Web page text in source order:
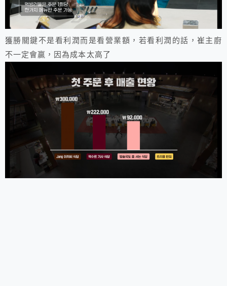
獲勝關鍵不是看利潤而是看營業額，若看利潤的話，崔主廚
不一定會贏，因為成本太高了